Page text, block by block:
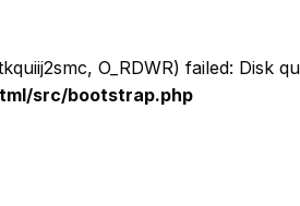
O_RDWR) failed: Disk
src/bootstrap.php